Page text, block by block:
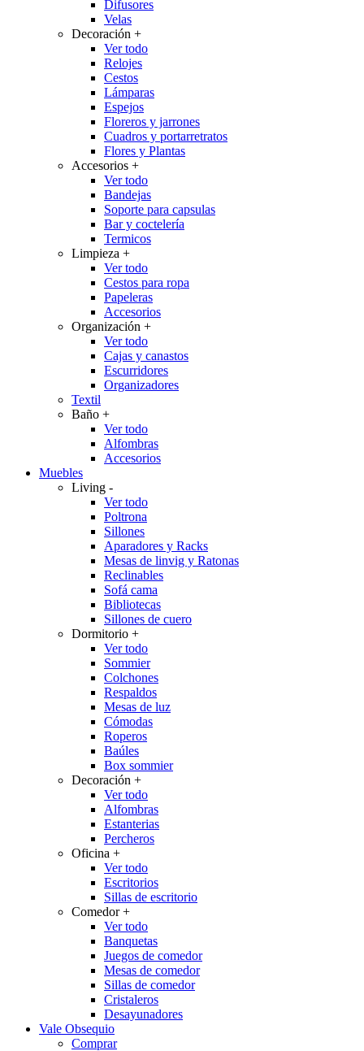
Difusores
Velas
Decoración +
Ver todo
Relojes
Cestos
Lámparas
Espejos
Floreros y jarrones
Cuadros y portarretratos
Flores y Plantas
Accesorios +
Ver todo
Bandejas
Soporte para capsulas
Bar y coctelería
Termicos
Limpieza +
Ver todo
Cestos para ropa
Papeleras
Accesorios
Organización +
Ver todo
Cajas y canastos
Escurridores
Organizadores
Textil
Baño +
Ver todo
Alfombras
Accesorios
Muebles
Living -
Ver todo
Poltrona
Sillones
Aparadores y Racks
Mesas de linvig y Ratonas
Reclinables
Sofá cama
Bibliotecas
Sillones de cuero
Dormitorio +
Ver todo
Sommier
Colchones
Respaldos
Mesas de luz
Cómodas
Roperos
Baúles
Box sommier
Decoración +
Ver todo
Alfombras
Estanterias
Percheros
Oficina +
Ver todo
Escritorios
Sillas de escritorio
Comedor+
Ver todo
Banquetas
Juegos de comedor
Mesas de comedor
Sillas de comedor
Cristaleros
Desayunadores
Vale Obsequio
Comprar